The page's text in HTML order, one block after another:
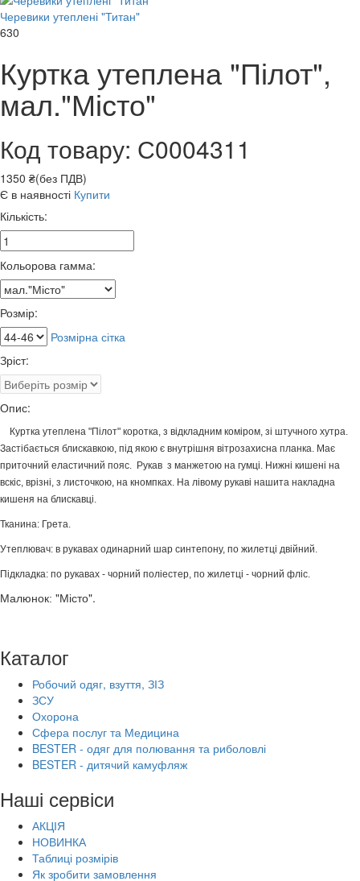
Черевики утеплені "Титан"
630
Куртка утеплена "Пілот",
мал."Місто"
Код товару: С0004311
1350 ₴(без ПДВ)
Є в наявності Купити
Кількість:
Кольорова гамма:
Розмір:
Розмірна сітка
Зріст:
Опис:
Куртка утеплена "Пілот" коротка, з відкладним коміром, зі штучного хутра.
Застібається блискавкою, під якою є внутрішня вітрозахисна планка. Має
приточний еластичний пояс. Рукав з манжетою на гумці. Нижні кишені на
вскіс, врізні, з листочкою, на кномпках. На лівому рукаві нашита накладна
кишеня на блискавці.
Тканина: Грета.
Утеплювач: в рукавах одинарний шар синтепону, по жилетці двійний.
Підкладка: по рукавах - чорний поліестер, по жилетці - чорний фліс.
Малюнок: "Місто".
Каталог
Робочий одяг, взуття, ЗІЗ
ЗСУ
Охорона
Сфера послуг та Медицина
BESTER - одяг для полювання та риболовлі
BESTER - дитячий камуфляж
Наші сервіси
АКЦІЯ
НОВИНКА
Таблиці розмірів
Як зробити замовлення